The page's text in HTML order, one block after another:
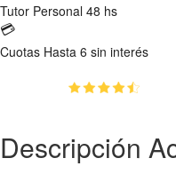
Tutor Personal 48 hs
💳
Cuotas Hasta 6 sin interés
Descripción